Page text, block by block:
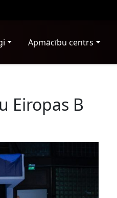
Apmācību centrs
Eiropas B